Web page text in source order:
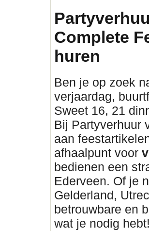
Complete
huren
Ben je op zoek
verjaardag,
Sweet 16, 21
Bij Partyverhuur
aan
afhaalpunt voor
bedienen een
Ederveen. Of je
Gelderland,
betrouwbare en
wat je nodig